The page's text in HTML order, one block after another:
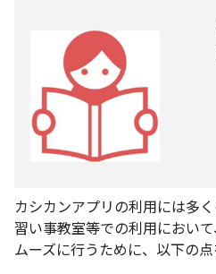
カシカンアプリの利用には多
習い事教室等での利用におい
ムーズに行うために、以下の